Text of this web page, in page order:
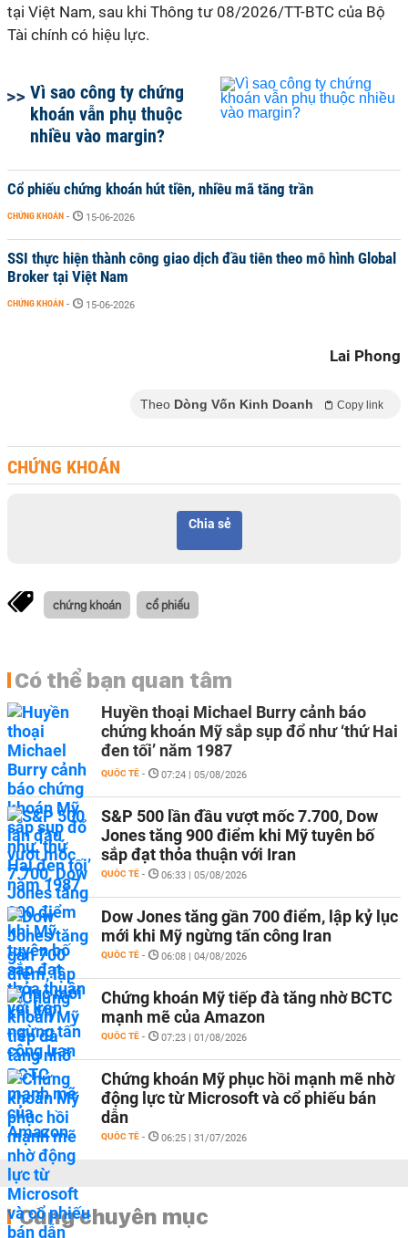
tại Việt Nam, sau khi Thông tư 08/2026/TT-BTC của Bộ
Tài chính có hiệu lực.
Vì sao công ty chứng
khoán vẫn phụ thuộc
nhiều vào margin?
Cổ phiếu chứng khoán hút tiền, nhiều mã tăng trần
CHỨNG KHOÁN - 15-06-2026
SSI thực hiện thành công giao dịch đầu tiên theo mô hình Global
Broker tại Việt Nam
CHỨNG KHOÁN - 15-06-2026
Lai Phong
Theo Dòng Vốn Kinh Doanh Copy link
CHỨNG KHOÁN
Chia sẻ
chứng khoán cổ phiếu
Có thể bạn quan tâm
Huyền thoại Michael Burry cảnh báo
chứng khoán Mỹ sắp sụp đổ như ‘thứ Hai
đen tối’ năm 1987
QUỐC TẾ - 07:24 | 05/08/2026
S&P 500 lần đầu vượt mốc 7.700, Dow
Jones tăng 900 điểm khi Mỹ tuyên bố
sắp đạt thỏa thuận với Iran
QUỐC TẾ - 06:33 | 05/08/2026
Dow Jones tăng gần 700 điểm, lập kỷ lục
mới khi Mỹ ngừng tấn công Iran
QUỐC TẾ - 06:08 | 04/08/2026
Chứng khoán Mỹ tiếp đà tăng nhờ BCTC
mạnh mẽ của Amazon
QUỐC TẾ - 07:23 | 01/08/2026
Chứng khoán Mỹ phục hồi mạnh mẽ nhờ
động lực từ Microsoft và cổ phiếu bán
dẫn
QUỐC TẾ - 06:25 | 31/07/2026
Cùng chuyên mục